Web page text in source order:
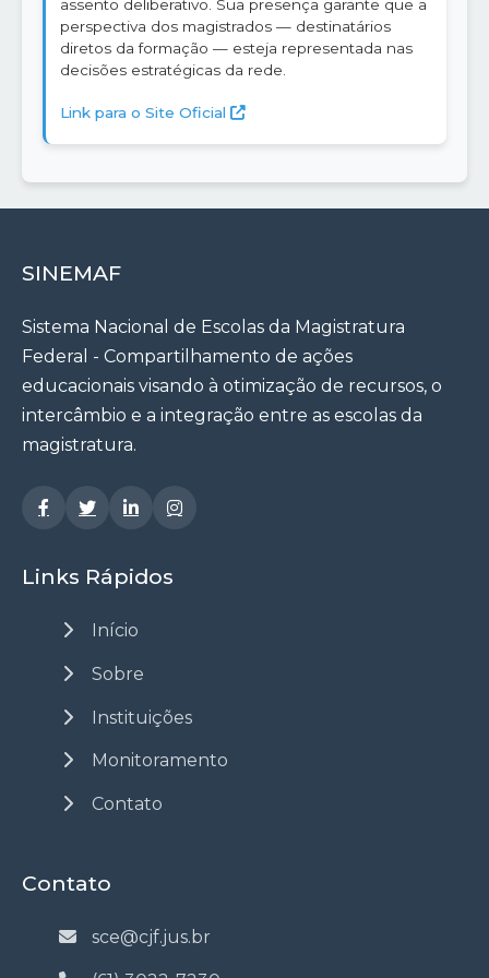
assento deliberativo. Sua presença garante que a
perspectiva dos magistrados — destinatários
diretos da formação — esteja representada nas
decisões estratégicas da rede.
Link para o Site Oficial
SINEMAF
Sistema Nacional de Escolas da Magistratura
Federal - Compartilhamento de ações
educacionais visando à otimização de recursos, o
intercâmbio e a integração entre as escolas da
magistratura.
Links Rápidos
Início
Sobre
Instituições
Monitoramento
Contato
Contato
sce@cjf.jus.br